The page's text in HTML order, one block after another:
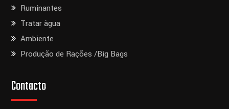
Ruminantes
Tratar àgua
Ambiente
Produção de Rações /Big Bags
Contacto